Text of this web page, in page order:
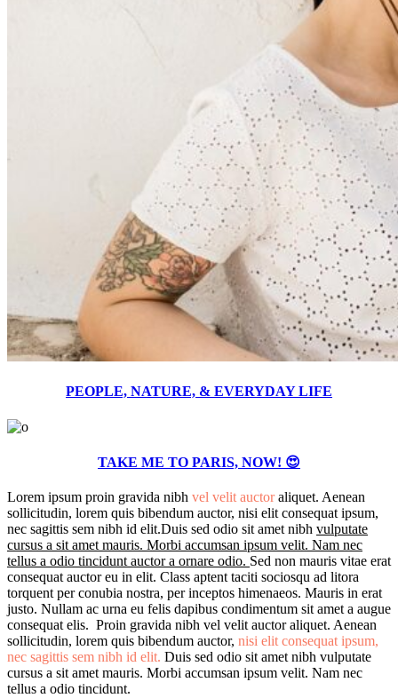
PEOPLE, NATURE, & EVERYDAY LIFE
TAKE ME TO PARIS, NOW! 😍
Lorem ipsum proin gravida nibh vel velit auctoraliquet. Aenean
sollicitudin, lorem quis bibendum auctor, nisi elit consequat ipsum,
nec sagittis sem nibh id elit.Duis sed odio sit amet nibh vulputate
cursus a sit amet mauris. Morbi accumsan ipsum velit. Nam nec
tellus a odio tincidunt auctor a ornare odio. Sed non mauris vitae erat
consequat auctor eu in elit. Class aptent taciti sociosqu ad litora
torquent per conubia nostra, per inceptos himenaeos. Mauris in erat
justo. Nullam ac urna eu felis dapibus condimentum sit amet a augue
consequat elis. Proin gravida nibh vel velit auctor aliquet. Aenean
sollicitudin, lorem quis bibendum auctor, nisi elit consequat ipsum,
nec sagittis sem nibh id elit. Duis sed odio sit amet nibh vulputate
cursus a sit amet mauris. Morbi accumsan ipsum velit. Nam nec
tellus a odio tincidunt.